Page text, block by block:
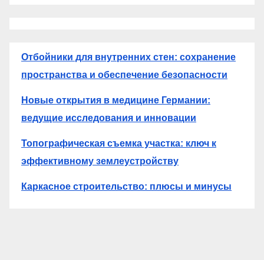
Отбойники для внутренних стен: сохранение
пространства и обеспечение безопасности
Новые открытия в медицине Германии:
ведущие исследования и инновации
Топографическая съемка участка: ключ к
эффективному землеустройству
Каркасное строительство: плюсы и минусы